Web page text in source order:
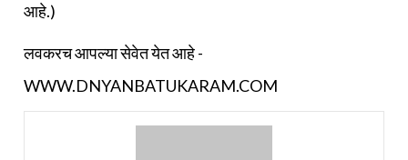
आहे.)
लवकरच आपल्या सेवेत येत आहे -
WWW.DNYANBATUKARAM.COM